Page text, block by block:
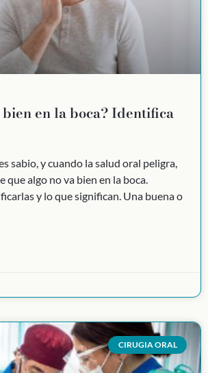
en la boca? Identifica
sabio, y cuando la salud oral peligra,
que algo no va bien en la boca.
y lo que significan. Una buena o
CIRUGIA ORAL